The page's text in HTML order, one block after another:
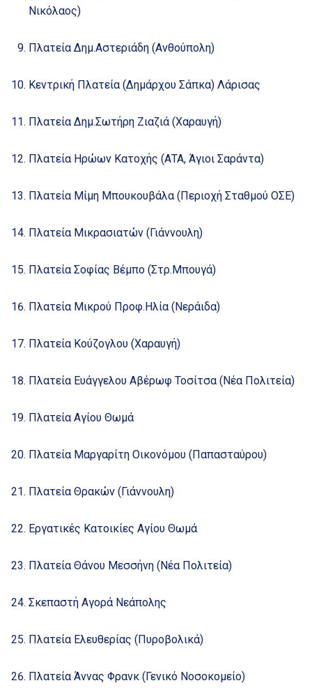
Νικόλαος)
Πλατεία Δημ.Αστεριάδη (Ανθούπολη)
Κεντρική Πλατεία (Δημάρχου Σάπκα) Λάρισας
Πλατεία Δημ.Σωτήρη Ζιαζιά (Χαραυγή)
Πλατεία Ηρώων Κατοχής (ΑΤΑ, Άγιοι Σαράντα)
Πλατεία Μίμη Μπουκουβάλα (Περιοχή Σταθμού ΟΣΕ)
Πλατεία Μικρασιατών (Γιάννουλη)
Πλατεία Σοφίας Βέμπο (Στρ.Μπουγά)
Πλατεία Μικρού Προφ.Ηλία (Νεράιδα)
Πλατεία Κούζογλου (Χαραυγή)
Πλατεία Ευάγγελου Αβέρωφ Τοσίτσα (Νέα Πολιτεία)
Πλατεία Αγίου Θωμά
Πλατεία Μαργαρίτη Οικονόμου (Παπασταύρου)
Πλατεία Θρακών (Γιάννουλη)
Εργατικές Κατοικίες Αγίου Θωμά
Πλατεία Θάνου Μεσσήνη (Νέα Πολιτεία)
Σκεπαστή Αγορά Νεάπολης
Πλατεία Ελευθερίας (Πυροβολικά)
Πλατεία Άννας Φρανκ (Γενικό Νοσοκομείο)